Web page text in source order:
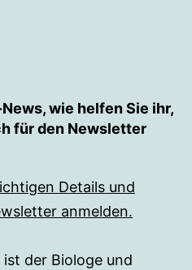
wie helfen Sie ihr,
für den Newsletter
Details und
anmelden.
der Biologe und